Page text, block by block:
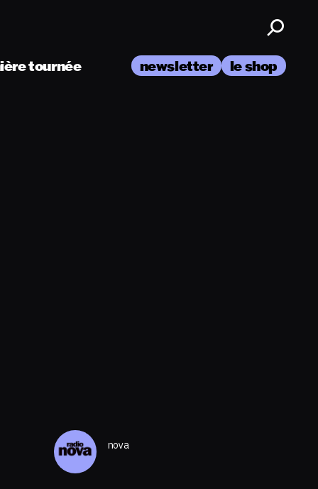
tournée newsletter le shop
nova